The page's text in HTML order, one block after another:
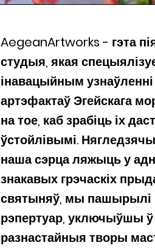
AegeanArtworks - гэта
студыя, якая
інавацыйным
артэфактаў Эгейскага
на тое, каб зрабіць іх
ўстойлівымі.
наша сэрца ляжыць у
знакавых грэчаскіх
святыняў, мы пашырылі
рэпертуар, уключыўшы ў
разнастайныя творы